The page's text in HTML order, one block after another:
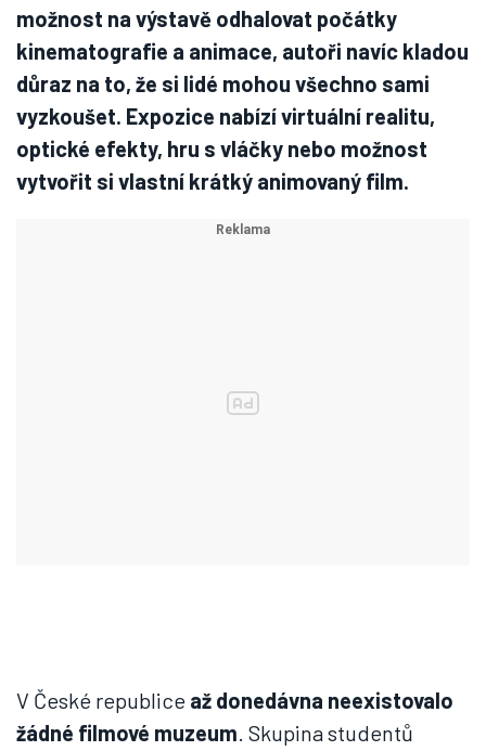
možnost na výstavě odhalovat počátky
kinematografie a animace, autoři navíc kladou
důraz na to, že si lidé mohou všechno sami
vyzkoušet. Expozice nabízí virtuální realitu,
optické efekty, hru s vláčky nebo možnost
vytvořit si vlastní krátký animovaný film.
V České republice až donedávna neexistovalo
žádné filmové muzeum. Skupina studentů